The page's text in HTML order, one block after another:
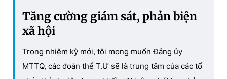
Tiện ích
Thông tin tòa soạn Liên hệ quảng cáo
Tăng cường giám sát, phản biện
xã hội
Trong nhiệm kỳ mới, tôi mong muốn Đảng ủy
MTTQ, các đoàn thể T.Ư sẽ là trung tâm của các tổ